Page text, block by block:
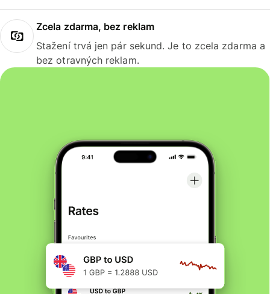
Zcela zdarma, bez reklam
Stažení trvá jen pár sekund. Je to zcela zdarma a
bez otravných reklam.